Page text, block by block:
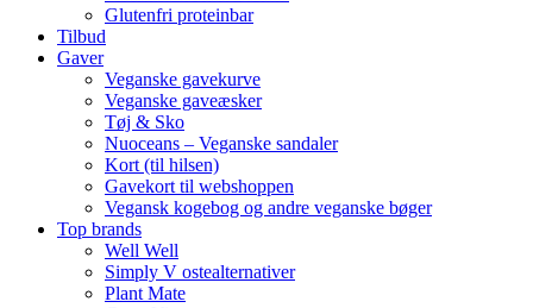
Glutenfri proteinbar
Tilbud
Gaver
Veganske gavekurve
Veganske gaveæsker
Tøj & Sko
Nuoceans – Veganske sandaler
Kort (til hilsen)
Gavekort til webshoppen
Vegansk kogebog og andre veganske bøger
Top brands
Well Well
Simply V ostealternativer
Plant Mate